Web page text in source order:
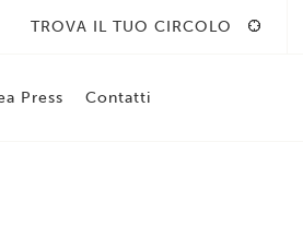
TROVA IL TUO CIRCOLO
Press Contatti